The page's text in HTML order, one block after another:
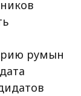
румын